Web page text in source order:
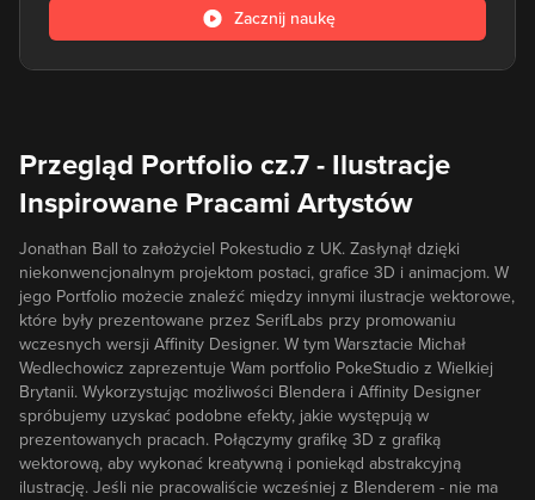
Przegląd Portfolio cz.7 - Ilustracje
Inspirowane Pracami Artystów
Jonathan Ball to założyciel Pokestudio z UK. Zasłynął dzięki
niekonwencjonalnym projektom postaci, grafice 3D i animacjom. W
jego Portfolio możecie znaleźć między innymi ilustracje wektorowe,
które były prezentowane przez SerifLabs przy promowaniu
wczesnych wersji Affinity Designer. W tym Warsztacie Michał
Wedlechowicz zaprezentuje Wam portfolio PokeStudio z Wielkiej
Brytanii. Wykorzystując możliwości Blendera i Affinity Designer
spróbujemy uzyskać podobne efekty, jakie występują w
prezentowanych pracach. Połączymy grafikę 3D z grafiką
wektorową, aby wykonać kreatywną i poniekąd abstrakcyjną
ilustrację. Jeśli nie pracowaliście wcześniej z Blenderem - nie ma
Zacznij naukę